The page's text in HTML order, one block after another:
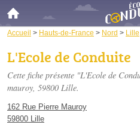
Accueil > Hauts-de-France > Nord > Lille
L'Ecole de Conduite
Cette fiche présente "L'Ecole de
mauroy, 59800 Lille.
162 Rue Pierre Mauroy
59800 Lille